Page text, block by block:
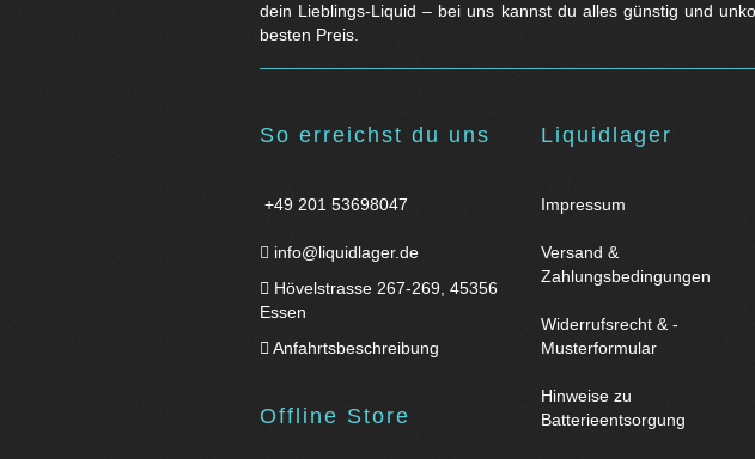
dein Lieblings-Liquid – bei uns kannst du alles günstig und
besten Preis.
So erreichst du uns
+49 201 53698047
info@liquidlager.de
Hövelstrasse 267-269, 45356
Essen
Anfahrtsbeschreibung
Offline Store
Liquidlager
Impressum
Versand &
Zahlungsbedingungen
Widerrufsrecht & -
Musterformular
Hinweise zu
Batterieentsorgung